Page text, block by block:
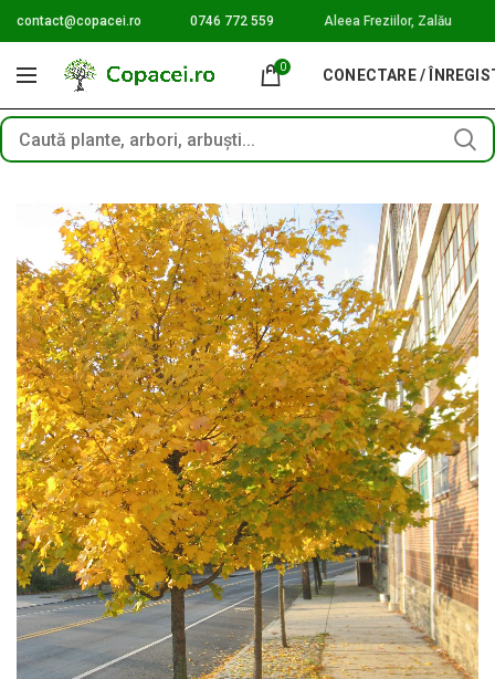
contact@copacei.ro 0746 772 559 Aleea Freziilor, Zalău
0 CONECTARE /